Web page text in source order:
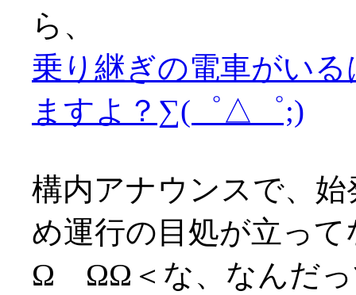
ら、
乗り継ぎの電車がい
ますよ？∑(゜△゜;)
構内アナウンスで、
め運行の目処が立っ
Ω ΩΩ＜な、なんだっ